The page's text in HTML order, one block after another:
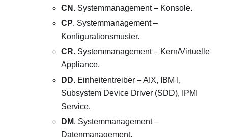
CN . Systemmanagement – Konsole.
CP. Systemmanagement –
Konfigurationsmuster.
CR. Systemmanagement – Kern/Virtuelle
Appliance.
DD. Einheitentreiber – AIX, IBM I,
Subsystem Device Driver (SDD), IPMI
Service.
DM. Systemmanagement –
Datenmanagement.